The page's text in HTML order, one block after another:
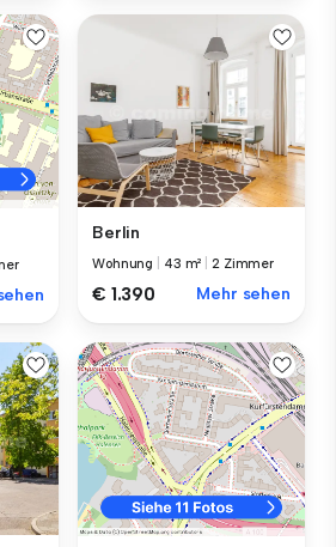
Berlin
Wohnung 43 m² |2 Zimmer
€ 1.390 Mehr sehen